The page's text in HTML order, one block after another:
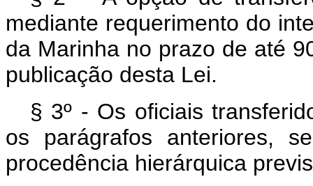
mediante requerimento do
da Marinha no prazo de até
publicação desta Lei.
§ 3º - Os oficiais
os parágrafos anteriores,
procedência hierárquica